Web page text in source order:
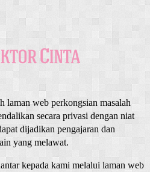
laman web perkongsian masalah
secara privasi dengan niat
dijadikan pengajaran dan
yang melawat.
kepada kami melalui laman web